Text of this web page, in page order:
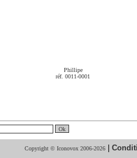
Phillipe
réf. 0011-0001
Copyright © Iconovox 2006-2026 |